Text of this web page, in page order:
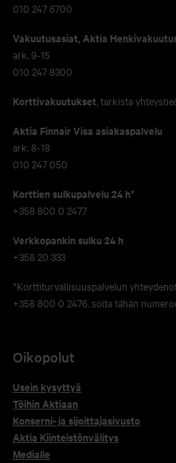
010 247 6700
Vakuutusasiat, Aktia
ark. 9-15
010 247 8300
Korttivakuutukset , tarkista
Aktia Finnair Visa asiakaspalvelu
ark. 8-18
010 247 050
Korttien sulkupalvelu 24 h*
+358 800 0 2477
Verkko­pankin sulku 24 h
+358 20 333
*Korttiturvallisuuspalvelun
+358 800 0 2476, soita tähän
Oikopolut
Usein kysyttyä
Töihin Aktiaan
Konserni- ja sijoittajasivusto
Aktia Kiinteistönvälitys
Medialle